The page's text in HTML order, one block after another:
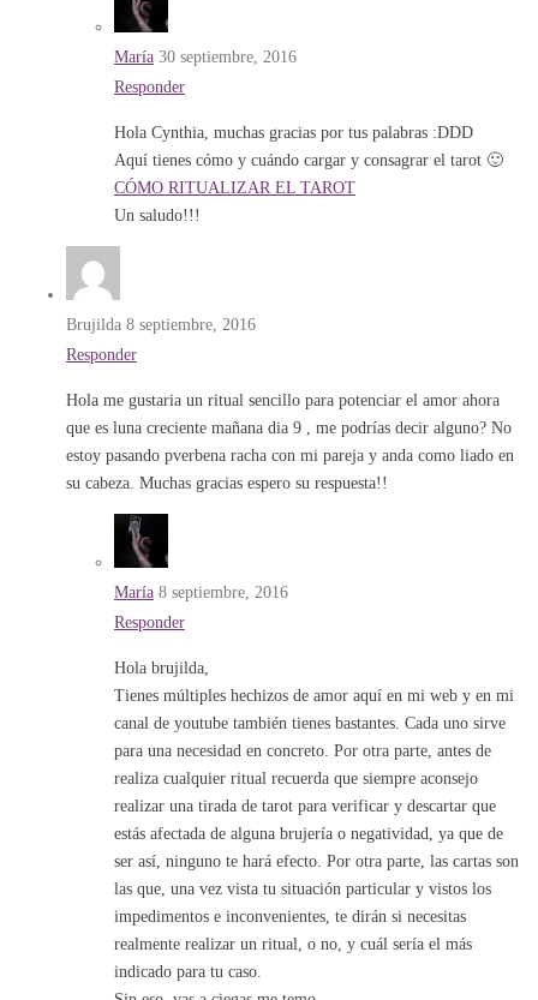
María 30 septiembre, 2016
Responder
Hola Cynthia, muchas gracias por tus palabras :DDD
Aquí tienes cómo y cuándo cargar y consagrar el tarot 🙂
CÓMO RITUALIZAR EL TAROT
Un saludo!!!
Brujilda 8 septiembre, 2016
Responder
Hola me gustaria un ritual sencillo para potenciar el amor ahora
que es luna creciente mañana dia 9 , me podrías decir alguno? No
estoy pasando pverbena racha con mi pareja y anda como liado en
su cabeza. Muchas gracias espero su respuesta!!
María 8 septiembre, 2016
Responder
Hola brujilda,
Tienes múltiples hechizos de amor aquí en mi web y en mi
canal de youtube también tienes bastantes. Cada uno sirve
para una necesidad en concreto. Por otra parte, antes de
realiza cualquier ritual recuerda que siempre aconsejo
realizar una tirada de tarot para verificar y descartar que
estás afectada de alguna brujería o negatividad, ya que de
ser así, ninguno te hará efecto. Por otra parte, las cartas son
las que, una vez vista tu situación particular y vistos los
impedimentos e inconvenientes, te dirán si necesitas
realmente realizar un ritual, o no, y cuál sería el más
indicado para tu caso.